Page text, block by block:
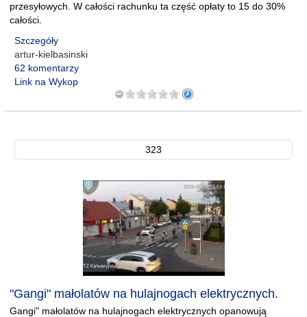
przesyłowych. W całości rachunku ta część opłaty to 15 do 30%
całości.
Szczegóły
artur-kielbasinski
62 komentarzy
Link na Wykop
323
"Gangi" małolatów na hulajnogach elektrycznych.
Gangi" małolatów na hulajnogach elektrycznych opanowują